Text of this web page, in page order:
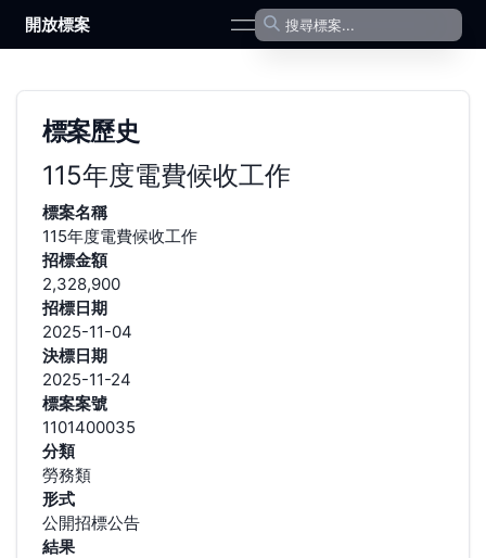
開放標案 open navigation menu
標案歷史
115年度電費候收工作
標案名稱
115年度電費候收工作
招標金額
2,328,900
招標日期
2025-11-04
決標日期
2025-11-24
標案案號
1101400035
分類
勞務類
形式
公開招標公告
結果